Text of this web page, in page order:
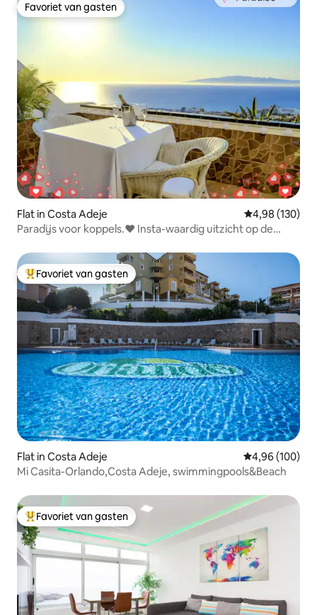
Favoriet van gasten
Favoriet van gasten
Flat in Costa Adeje Gemiddelde
4,98 (130)
Paradijs voor koppels.❤️️ Insta-waardig uitzicht op de
Topfavoriet van gasten
Favoriet van gasten
Flat in Costa Adeje Gemiddelde
4,96 (100)
Mi Casita-Orlando,Costa Adeje, swimmingpools&Beach
Topfavoriet van gasten
Favoriet van gasten